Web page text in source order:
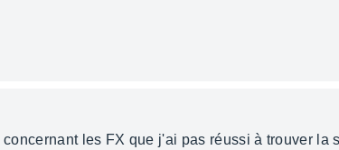
les FX que j'ai pas réussi à trouver